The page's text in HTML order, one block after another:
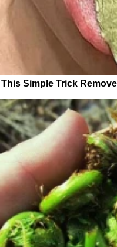
This Simple Trick